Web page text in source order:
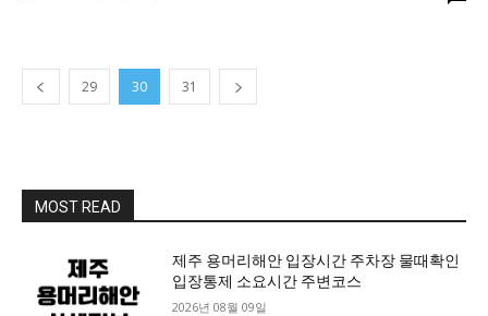
29 30 31
MOST READ
제주 용머리해안 입장시간 주차장 물때확인
입장통제 소요시간 주변코스
2026년 08월 09일